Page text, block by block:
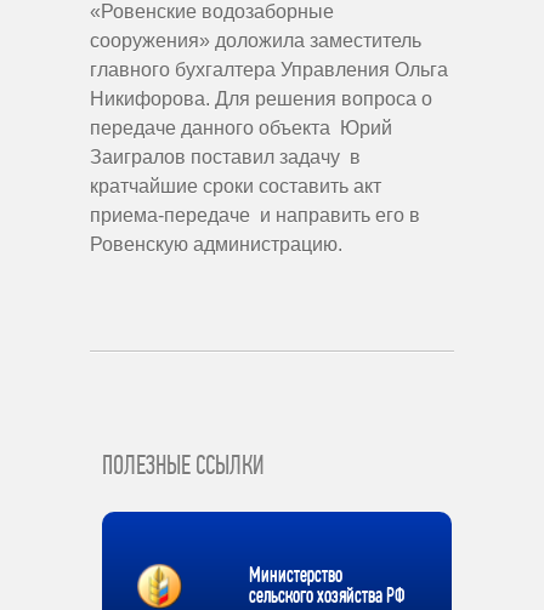
«Ровенские водозаборные
сооружения» доложила заместитель
главного бухгалтера Управления Ольга
Никифорова. Для решения вопроса о
передаче данного объекта Юрий
Заигралов поставил задачу в
кратчайшие сроки составить акт
приема-передаче и направить его в
Ровенскую администрацию.
ПОЛЕЗНЫЕ ССЫЛКИ
Министерство
сельского хозяйства РФ